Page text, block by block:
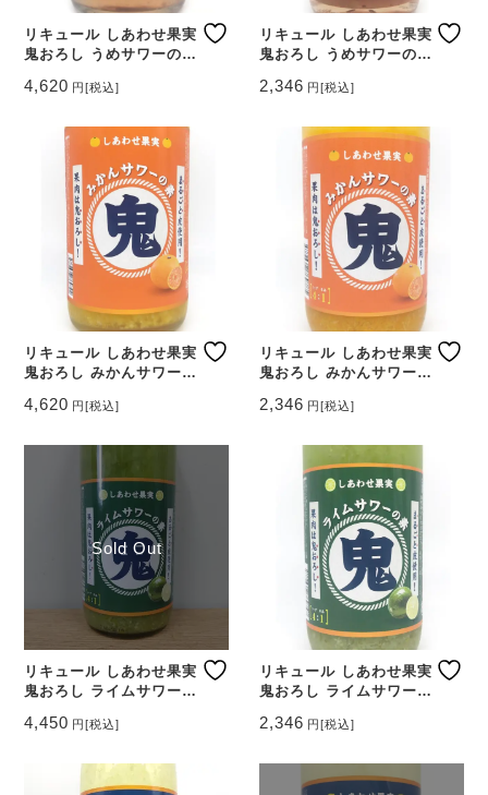
リキュール しあわせ果実
鬼おろし うめサワーの素
くら】
4,620 円 [税込]
リキュール しあわせ果実
鬼おろし うめサワーの素
くら】
2,346 円 [税込]
リキュール しあわせ果実
鬼おろし みかんサワーの
のさくら】
4,620 円 [税込]
リキュール しあわせ果実
鬼おろし みかんサワーの
さくら】
2,346 円 [税込]
Sold Out
リキュール しあわせ果実
鬼おろし ライムサワーの
のさくら】
4,450 円 [税込]
リキュール しあわせ果実
鬼おろし ライムサワーの
さくら】
2,346 円 [税込]